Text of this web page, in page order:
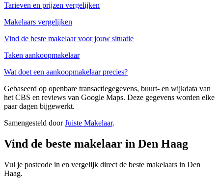
Tarieven en prijzen vergelijken
Makelaars vergelijken
Vind de beste makelaar voor jouw situatie
Taken aankoopmakelaar
Wat doet een aankoopmakelaar precies?
Gebaseerd op openbare transactiegegevens, buurt- en wijkdata van
het CBS en reviews van Google Maps. Deze gegevens worden elke
paar dagen bijgewerkt.
Samengesteld doorJuiste Makelaar.
Vind de beste makelaar in Den Haag
Vul je postcode in en vergelijk direct de beste makelaars in Den
Haag.